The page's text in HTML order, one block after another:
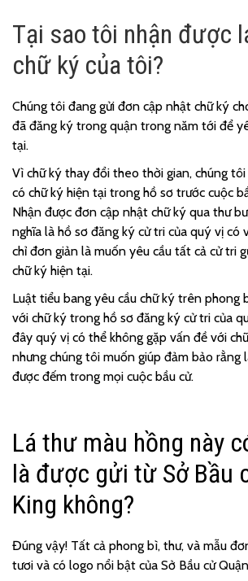
Tại sao tôi nhận được
chữ ký của tôi?
Chúng tôi đang gửi đơn cập nhật chữ ký
đã đăng ký trong quận trong năm tới để
tại.
Vì chữ ký thay đổi theo thời gian, chúng
có chữ ký hiện tại trong hồ sơ trước cuộc
Nhận được đơn cập nhật chữ ký qua thư
nghĩa là hồ sơ đăng ký cử tri của quý vị có
chỉ đơn giản là muốn yêu cầu tất cả cử tri
chữ ký hiện tại.
Luật tiểu bang yêu cầu chữ ký trên phong
với chữ ký trong hồ sơ đăng ký cử tri của
đây quý vị có thể không gặp vấn đề với
nhưng chúng tôi muốn giúp đảm bảo rằng
được đếm trong mọi cuộc bầu cử.
Lá thư màu hồng này
là được gửi từ Sở Bầu
King không?
Đúng vậy! Tất cả phong bì, thư, và mẫu
tươi và có logo nổi bật của Sở Bầu cử